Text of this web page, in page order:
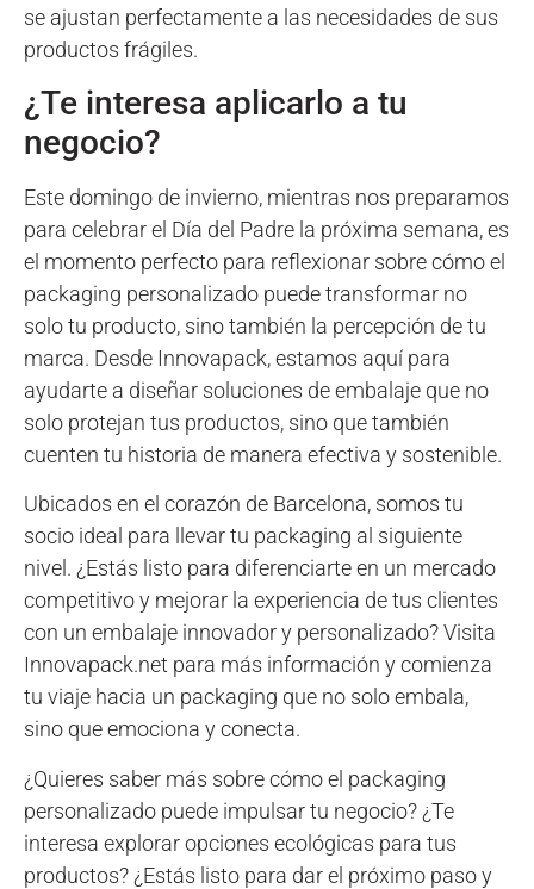
se ajustan perfectamente a las necesidades de sus
productos frágiles.
¿Te interesa aplicarlo a tu
negocio?
Este domingo de invierno, mientras nos preparamos
para celebrar el Día del Padre la próxima semana, es
el momento perfecto para reflexionar sobre cómo el
packaging personalizado puede transformar no
solo tu producto, sino también la percepción de tu
marca. Desde Innovapack, estamos aquí para
ayudarte a diseñar soluciones de embalaje que no
solo protejan tus productos, sino que también
cuenten tu historia de manera efectiva y sostenible.
Ubicados en el corazón de Barcelona, somos tu
socio ideal para llevar tu packaging al siguiente
nivel. ¿Estás listo para diferenciarte en un mercado
competitivo y mejorar la experiencia de tus clientes
con un embalaje innovador y personalizado? Visita
Innovapack.net para más información y comienza
tu viaje hacia un packaging que no solo embala,
sino que emociona y conecta.
¿Quieres saber más sobre cómo el packaging
personalizado puede impulsar tu negocio? ¿Te
interesa explorar opciones ecológicas para tus
productos? ¿Estás listo para dar el próximo paso y